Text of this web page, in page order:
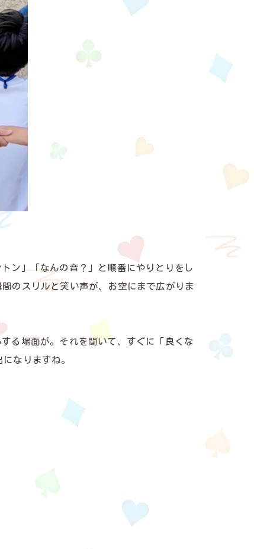
ン」「なんの音？」と順番にやりとりをし
のスリルと笑い声が、お空にまで広がりま
る場面が。それを聞いて、すぐに「良くな
なりますね。